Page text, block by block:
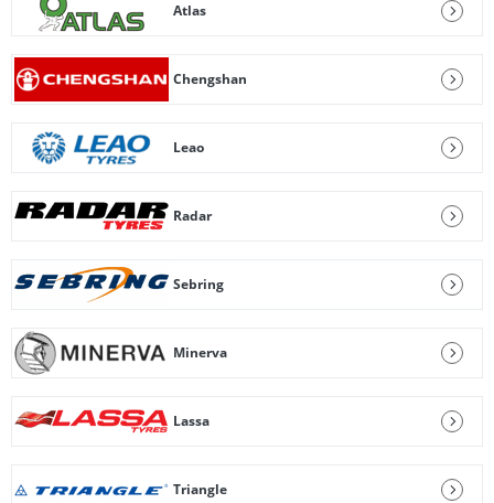
Atlas
Chengshan
Leao
Radar
Sebring
Minerva
Lassa
Triangle